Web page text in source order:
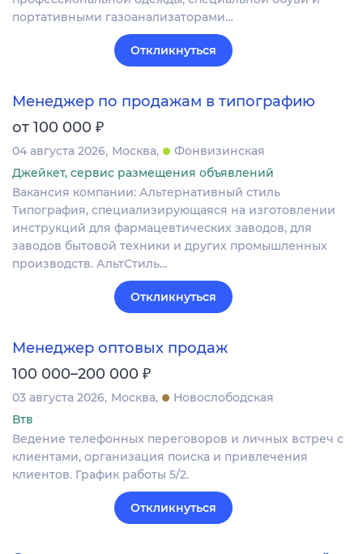
портативными газоанализаторами…
Откликнуться
Менеджер по продажам в типографию
от 100 000 ₽
04 августа 2026 Москва
Фонвизинская
Джейкет, сервис размещения объявлений
Вакансия компании: Альтернативный стиль
Типография, специализирующаяся на изготовлении
инструкций для фармацевтических заводов, для
заводов бытовой техники и других промышленных
производств. АльтСтиль…
Откликнуться
Менеджер оптовых продаж
100 000–200 000 ₽
03 августа 2026 Москва
Новослободская
Втв
Ведение телефонных переговоров и личных встреч с
клиентами, организация поиска и привлечения
клиентов. График работы 5/2.
Откликнуться